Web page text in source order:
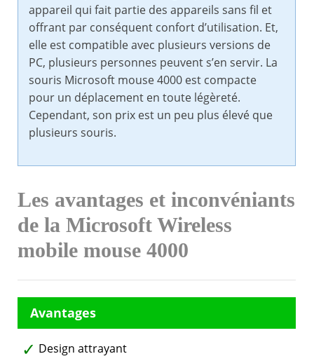
appareil qui fait partie des appareils sans fil et
offrant par conséquent confort d’utilisation. Et,
elle est compatible avec plusieurs versions de
PC, plusieurs personnes peuvent s’en servir. La
souris Microsoft mouse 4000 est compacte
pour un déplacement en toute légèreté.
Cependant, son prix est un peu plus élevé que
plusieurs souris.
Les avantages et inconvéniants
de la Microsoft Wireless
mobile mouse 4000
Design attrayant